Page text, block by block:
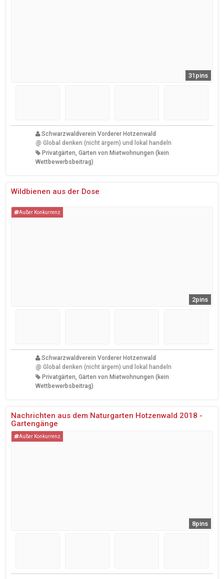
31pins
Schwarzwaldverein Vorderer Hotzenwald
@ Global denken (nicht ärgern) und lokal handeln
Privatgärten, Gärten von Mietwohnungen (kein
Wettbewerbsbeitrag)
Wildbienen aus der Dose
Außer Konkurrenz
2pins
Schwarzwaldverein Vorderer Hotzenwald
@ Global denken (nicht ärgern) und lokal handeln
Privatgärten, Gärten von Mietwohnungen (kein
Wettbewerbsbeitrag)
Nachrichten aus dem Naturgarten Hotzenwald 2018 -
Gartengänge
Außer Konkurrenz
8pins